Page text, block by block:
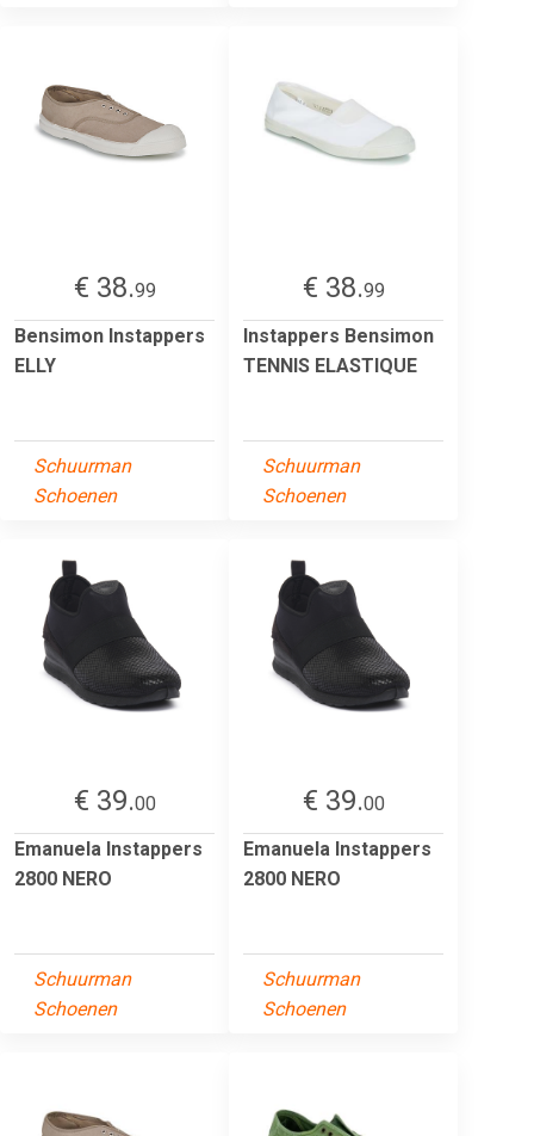
€ 38.99
Bensimon Instappers
ELLY
Schuurman
Schoenen
€ 38.99
Instappers Bensimon
TENNIS ELASTIQUE
Schuurman
Schoenen
€ 39.00
Emanuela Instappers
2800 NERO
Schuurman
Schoenen
€ 39.00
Emanuela Instappers
2800 NERO
Schuurman
Schoenen